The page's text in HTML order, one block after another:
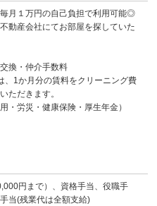
月１万円の自己負担で利用可能◎
動産会社にてお部屋を探していた
換・仲介手数料
1か月分の賃料をクリーニング費
ただきます。
・労災・健康保険・厚生年金）
円まで）、資格手当、役職手
当(残業代は全額支給)